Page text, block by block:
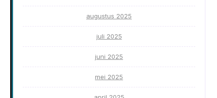
augustus 2025
juli 2025
juni 2025
mei 2025